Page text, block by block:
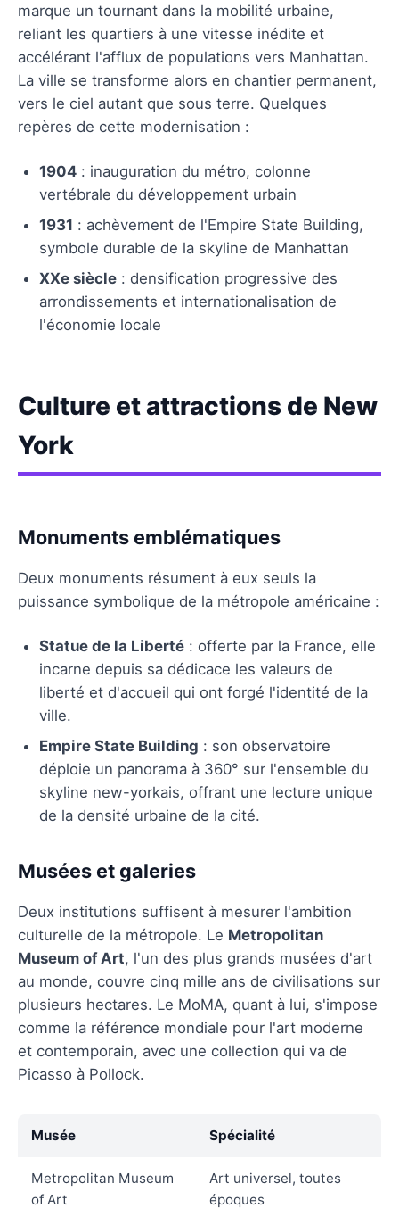
marque un tournant dans la mobilité urbaine,
reliant les quartiers à une vitesse inédite et
accélérant l'afflux de populations vers Manhattan.
La ville se transforme alors en chantier permanent,
vers le ciel autant que sous terre. Quelques
repères de cette modernisation :
1904 : inauguration du métro, colonne
vertébrale du développement urbain
1931 : achèvement de l'Empire State Building,
symbole durable de la skyline de Manhattan
XXe siècle : densification progressive des
arrondissements et internationalisation de
l'économie locale
Culture et attractions de New
York
Monuments emblématiques
Deux monuments résument à eux seuls la
puissance symbolique de la métropole américaine :
Statue de la Liberté : offerte par la France, elle
incarne depuis sa dédicace les valeurs de
liberté et d'accueil qui ont forgé l'identité de la
ville.
Empire State Building : son observatoire
déploie un panorama à 360° sur l'ensemble du
skyline new-yorkais, offrant une lecture unique
de la densité urbaine de la cité.
Musées et galeries
Deux institutions suffisent à mesurer l'ambition
culturelle de la métropole. Le Metropolitan
Museum of Art, l'un des plus grands musées d'art
au monde, couvre cinq mille ans de civilisations sur
plusieurs hectares. Le MoMA, quant à lui, s'impose
comme la référence mondiale pour l'art moderne
et contemporain, avec une collection qui va de
Picasso à Pollock.
Musée Spécialité
Metropolitan Museum
of Art
Art universel, toutes
époques